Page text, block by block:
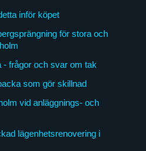
inför köpet
för stora och
- frågor och svar om tak
som gör skillnad
vid anläggnings- och
lägenhetsrenovering i